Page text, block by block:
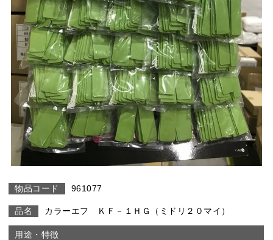
961077
カラーエフ ＫＦ－１ＨＧ（ミドリ２０マイ）